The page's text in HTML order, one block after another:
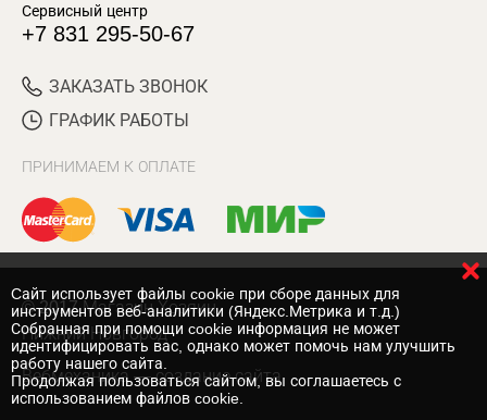
Сервисный центр
+7 831 295-50-67
ЗАКАЗАТЬ ЗВОНОК
ГРАФИК РАБОТЫ
ПРИНИМАЕМ К ОПЛАТЕ
© 2017 Магазин Хозяин
Нижний Новгород
Вебмеханика — создание сайта
Cайт использует файлы cookie при сборе данных для
инструментов веб-аналитики (Яндекс.Метрика и т.д.)
Собранная при помощи cookie информация не может
идентифицировать вас, однако может помочь нам улучшить
работу нашего сайта.
Продолжая пользоваться сайтом, вы соглашаетесь с
использованием файлов cookie.